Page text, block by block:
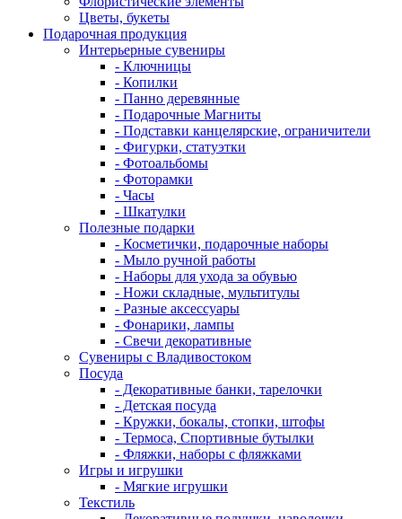
Цветы, букеты
Подарочная продукция
Интерьерные сувениры
- Ключницы
- Копилки
- Панно деревянные
- Подарочные Магниты
- Подставки канцелярские, ограничители
- Фигурки, статуэтки
- Фотоальбомы
- Фоторамки
- Часы
- Шкатулки
Полезные подарки
- Косметички, подарочные наборы
- Мыло ручной работы
- Наборы для ухода за обувью
- Ножи складные, мультитулы
- Разные аксессуары
- Фонарики, лампы
- Свечи декоративные
Сувениры с Владивостоком
Посуда
- Декоративные банки, тарелочки
- Детская посуда
- Кружки, бокалы, стопки, штофы
- Термоса, Спортивные бутылки
- Фляжки, наборы с фляжками
Игры и игрушки
- Мягкие игрушки
Текстиль